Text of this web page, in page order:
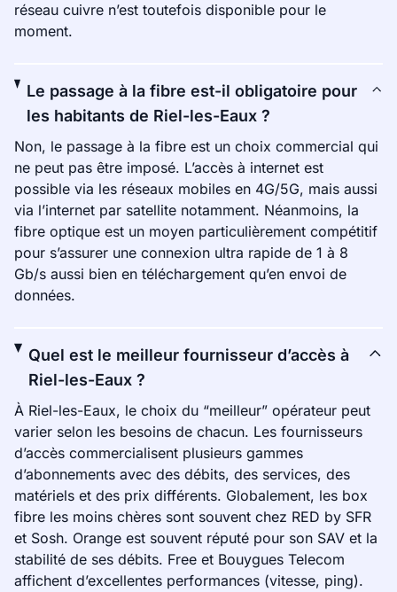
réseau cuivre n’est toutefois disponible pour le
moment.
Le passage à la fibre est-il obligatoire pour
les habitants de Riel-les-Eaux ?
Non, le passage à la fibre est un choix commercial qui
ne peut pas être imposé. L’accès à internet est
possible via les réseaux mobiles en 4G/5G, mais aussi
via l’internet par satellite notamment. Néanmoins, la
fibre optique est un moyen particulièrement compétitif
pour s’assurer une connexion ultra rapide de 1 à 8
Gb/s aussi bien en téléchargement qu’en envoi de
données.
Quel est le meilleur fournisseur d’accès à
Riel-les-Eaux ?
À Riel-les-Eaux, le choix du “meilleur” opérateur peut
varier selon les besoins de chacun. Les fournisseurs
d’accès commercialisent plusieurs gammes
d’abonnements avec des débits, des services, des
matériels et des prix différents. Globalement, les box
fibre les moins chères sont souvent chez RED by SFR
et Sosh. Orange est souvent réputé pour son SAV et la
stabilité de ses débits. Free et Bouygues Telecom
affichent d’excellentes performances (vitesse, ping).